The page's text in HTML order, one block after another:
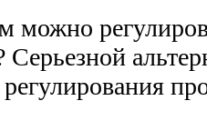
можно